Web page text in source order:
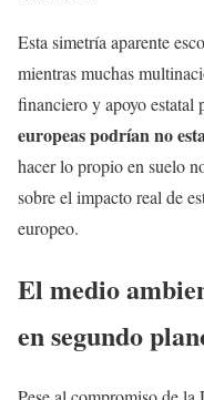
Esta simetría aparente
mientras muchas
financiero y apoyo estatal
europeas podrían no
hacer lo propio en suelo
sobre el impacto real de
europeo.
El medio
en segundo